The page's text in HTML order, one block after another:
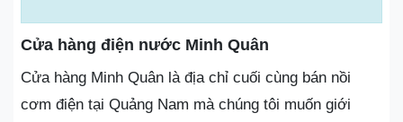
Cửa hàng điện nước Minh Quân
Cửa hàng Minh Quân là địa chỉ cuối cùng bán nồi
cơm điện tại Quảng Nam mà chúng tôi muốn giới